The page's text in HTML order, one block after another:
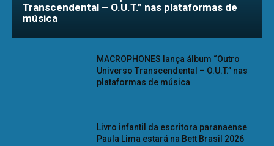
Transcendental – O.U.T.” nas plataformas de
música
MACROPHONES lança álbum “Outro
Universo Transcendental – O.U.T.” nas
plataformas de música
Livro infantil da escritora paranaense
Paula Lima estará na Bett Brasil 2026